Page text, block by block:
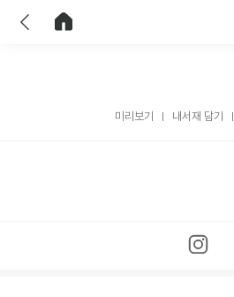
미리보기 내서재 담기